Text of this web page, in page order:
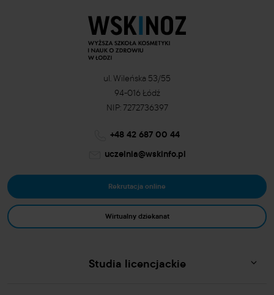
ul. Wileńska 53/55
94-016 Łódź
NIP: 7272736397
+48 42 687 00 44
uczelnia@wskinfo.pl
Rekrutacja online
Wirtualny dziekanat
Studia licencjackie